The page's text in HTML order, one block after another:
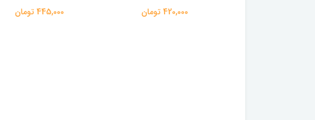
420,000 تومان 445,000 تومان